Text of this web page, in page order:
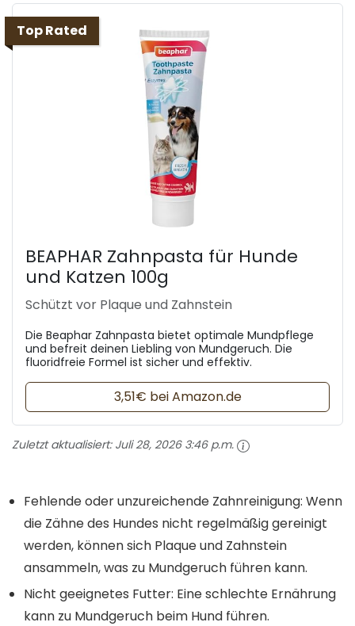
Top Rated
BEAPHAR Zahnpasta für Hunde
und Katzen 100g
Schützt vor Plaque und Zahnstein
Die Beaphar Zahnpasta bietet optimale Mundpflege
und befreit deinen Liebling von Mundgeruch. Die
fluoridfreie Formel ist sicher und effektiv.
3,51€ bei Amazon.de
Zuletzt aktualisiert: Juli 28, 2026 3:46 p.m.
Fehlende oder unzureichende Zahnreinigung: Wenn
die Zähne des Hundes nicht regelmäßig gereinigt
werden, können sich Plaque und Zahnstein
ansammeln, was zu Mundgeruch führen kann.
Nicht geeignetes Futter: Eine schlechte Ernährung
kann zu Mundgeruch beim Hund führen.